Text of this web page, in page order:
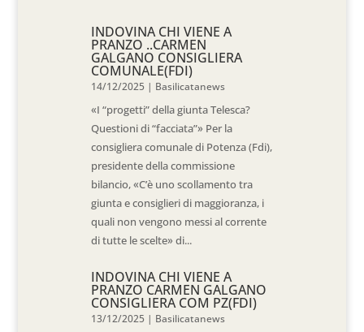
INDOVINA CHI VIENE A
PRANZO ..CARMEN
GALGANO CONSIGLIERA
COMUNALE(FDI)
14/12/2025 | Basilicatanews
«I “progetti” della giunta Telesca?
Questioni di “facciata”» Per la
consigliera comunale di Potenza (Fdi),
presidente della commissione
bilancio, «C’è uno scollamento tra
giunta e consiglieri di maggioranza, i
quali non vengono messi al corrente
di tutte le scelte» di...
INDOVINA CHI VIENE A
PRANZO CARMEN GALGANO
CONSIGLIERA COM PZ(FDI)
13/12/2025 | Basilicatanews